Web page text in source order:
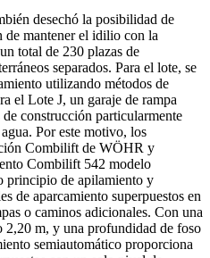
desechó la posibilidad de
de mantener el idilio con la
total de 230 plazas de
separados. Para el lote, se
utilizando métodos de
el Lote J, un garaje de rampa
construcción particularmente
Por este motivo, los
Combilift de WÖHR y
Combilift 542 modelo
principio de apilamiento y
de aparcamiento superpuestos en
o caminos adicionales. Con una
2,20 m, y una profundidad de foso
semiautomático proporciona